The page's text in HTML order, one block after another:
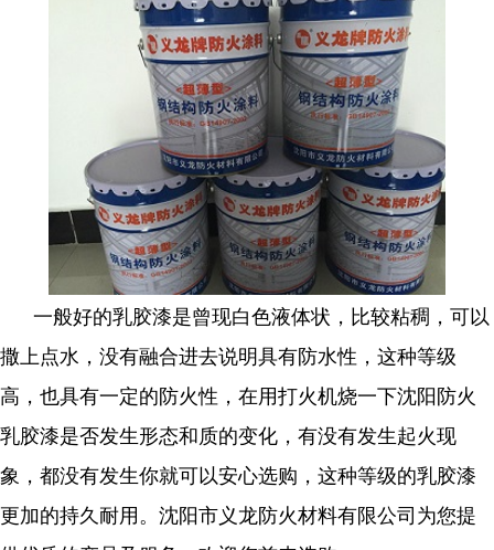
一般好的乳胶漆是曾现白色液体状，比较粘稠，可以
撒上点水，没有融合进去说明具有防水性，这种等级
高，也具有一定的防火性，在用打火机烧一下沈阳防火
乳胶漆是否发生形态和质的变化，有没有发生起火现
象，都没有发生你就可以安心选购，这种等级的乳胶漆
更加的持久耐用。沈阳市义龙防火材料有限公司为您提